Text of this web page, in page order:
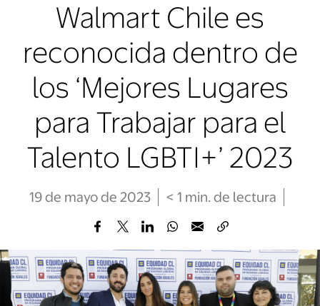
Walmart Chile es
reconocida dentro de
los ‘Mejores Lugares
para Trabajar para el
Talento LGBTI+’ 2023
19 de mayo de 2023 < 1 min. de lectura